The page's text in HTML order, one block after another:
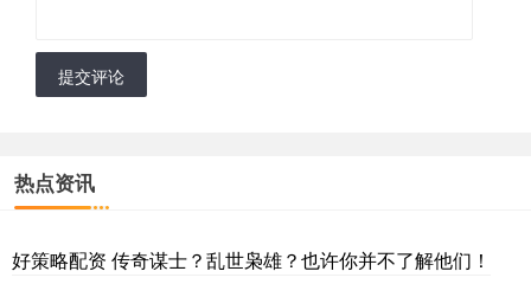
提交评论
热点资讯
好策略配资 传奇谋士？乱世枭雄？也许你并不了解他们！